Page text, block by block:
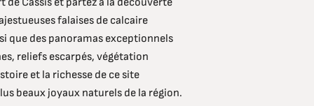
falaises de calcaire
que des panoramas exceptionnels
reliefs escarpés, végétation
et la richesse de ce site
beaux joyaux naturels de la région.